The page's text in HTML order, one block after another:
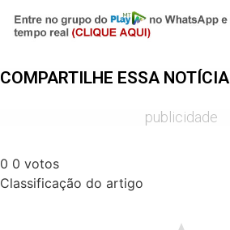
COMPARTILHE ESSA NOTÍCIA
publicidade
0 0 votos
Classificação do artigo